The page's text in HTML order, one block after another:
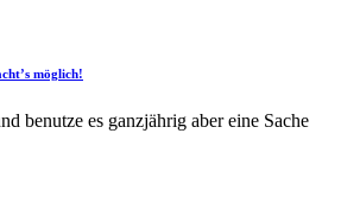
möglich!
benutze es ganzjährig aber eine Sache